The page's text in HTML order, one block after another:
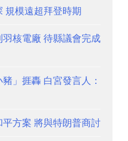
規模遠超拜登時期
核電廠 待縣議會完成
」捱轟 白宮發言人：
方案 將與特朗普商討